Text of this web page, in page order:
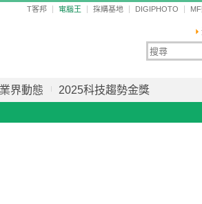
T客邦 電腦王 採購基地 DIGIPHOTO
業界動態 2025科技趨勢金獎